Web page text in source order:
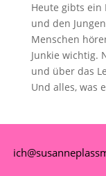
Heute gibts
und den
Menschen
Junkie wichtig.
und über das
Und alles, was